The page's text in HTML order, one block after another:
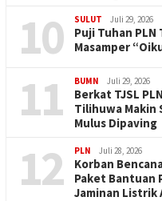
10 SULUT Juli 29, 2026
Puji Tuhan
Masamper
11 BUMN Juli 29, 2026
Berkat TJSL
Tilihuwa Makin
Mulus Dipaving
12 PLN Juli 28, 2026
Korban
Paket Bantuan
Jaminan Listrik